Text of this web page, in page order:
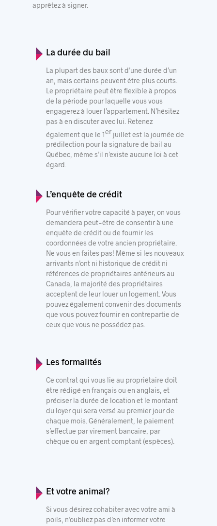
apprêtez à signer.
La durée du bail
La plupart des baux sont d’une durée d’un
an, mais certains peuvent être plus courts.
Le propriétaire peut être flexible à propos
de la période pour laquelle vous vous
engagerez à louer l’appartement. N’hésitez
pas à en discuter avec lui. Retenez
également que le 1er juillet est la journée de
prédilection pour la signature de bail au
Québec, même s’il n’existe aucune loi à cet
égard.
L’enquête de crédit
Pour vérifier votre capacité à payer, on vous
demandera peut-être de consentir à une
enquête de crédit ou de fournir les
coordonnées de votre ancien propriétaire.
Ne vous en faites pas! Même si les nouveaux
arrivants n’ont ni historique de crédit ni
références de propriétaires antérieurs au
Canada, la majorité des propriétaires
acceptent de leur louer un logement. Vous
pouvez également convenir des documents
que vous pouvez fournir en contrepartie de
ceux que vous ne possédez pas.
Les formalités
Ce contrat qui vous lie au propriétaire doit
être rédigé en français ou en anglais, et
préciser la durée de location et le montant
du loyer qui sera versé au premier jour de
chaque mois. Généralement, le paiement
s’effectue par virement bancaire, par
chèque ou en argent comptant (espèces).
Et votre animal?
Si vous désirez cohabiter avec votre ami à
poils, n’oubliez pas d’en informer votre